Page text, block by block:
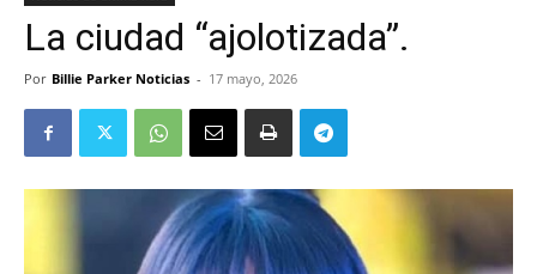
La ciudad “ajolotizada”.
Por Billie Parker Noticias - 17 mayo, 2026